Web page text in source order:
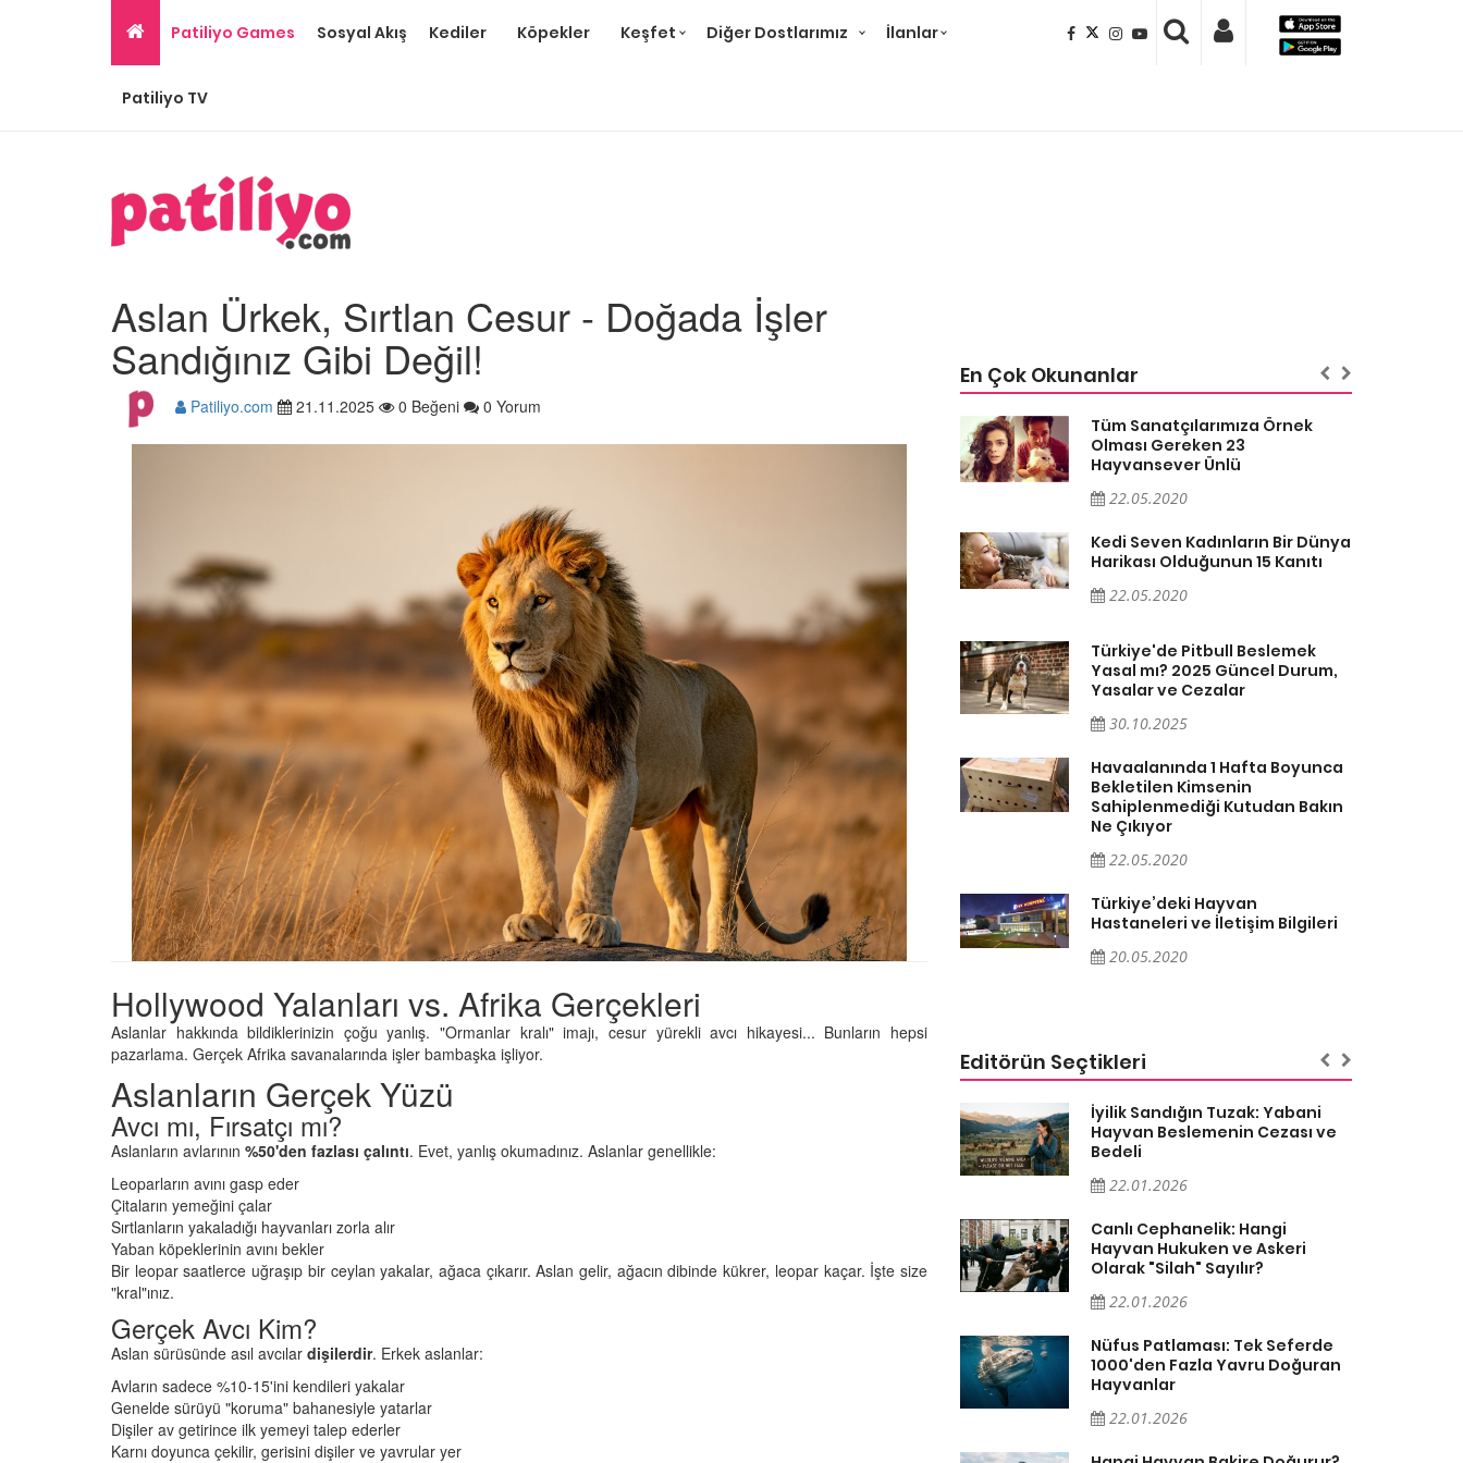
Patiliyo Games Sosyal Akış Kediler Köpekler Keşfet Diğer Dostlarımız İlanlar
Patiliyo TV
Aslan Ürkek, Sırtlan Cesur - Doğada İşler
Sandığınız Gibi Değil!
Patiliyo.com 21.11.2025 0 Beğeni 0 Yorum
Hollywood Yalanları vs. Afrika Gerçekleri
Aslanlar hakkında bildiklerinizin çoğu yanlış. "Ormanlar kralı" imajı, cesur yürekli avcı hikayesi... Bunların hepsi
pazarlama. Gerçek Afrika savanalarında işler bambaşka işliyor.
Aslanların Gerçek Yüzü
Avcı mı, Fırsatçı mı?
Aslanların avlarının %50'den fazlası çalıntı. Evet, yanlış okumadınız. Aslanlar genellikle:
Leoparların avını gasp eder
Çitaların yemeğini çalar
Sırtlanların yakaladığı hayvanları zorla alır
Yaban köpeklerinin avını bekler
Bir leopar saatlerce uğraşıp bir ceylan yakalar, ağaca çıkarır. Aslan gelir, ağacın dibinde kükrer, leopar kaçar. İşte size
"kral"ınız.
Gerçek Avcı Kim?
Aslan sürüsünde asıl avcılar dişilerdir. Erkek aslanlar:
Avların sadece %10-15'ini kendileri yakalar
Genelde sürüyü "koruma" bahanesiyle yatarlar
Dişiler av getirince ilk yemeyi talep ederler
Karnı doyunca çekilir, gerisini dişiler ve yavrular yer
En Çok Okunanlar
Olması Gereken 23
Kedi Seven Kadınların Bir Dünya
Harikası Olduğunun 15 Kanıtı
22.05.2020
Türkiye'de Pitbull Beslemek
Yasal mı? 2025 Güncel Durum,
Yasalar ve Cezalar
30.10.2025
Havaalanında 1 Hafta Boyunca
Bekletilen Kimsenin
Sahiplenmediği Kutudan Bakın
Ne Çıkıyor
22.05.2020
Türkiye’deki Hayvan
Hastaneleri ve İletişim Bilgileri
20.05.2020
Olması Gereken 23
22.05.2020
Türkiye'de Pitbull Beslemek
Yasal mı? 2025 Güncel Durum,
Yasalar ve Cezalar
30.10.2025
Havaalanında 1 Hafta Boyunca
Bekletilen Kimsenin
Sahiplenmediği Kutudan Bakın
Ne Çıkıyor
22.05.2020
Türkiye’deki Hayvan
Hastaneleri ve İletişim Bilgileri
20.05.2020
Tüm Sanatçılarımıza Örnek
Olması Gereken 23
Hayvansever Ünlü
22.05.2020
Kedi Seven Kadınların Bir Dünya
Harikası Olduğunun 15 Kanıtı
22.05.2020
Türkiye'de Pitbull Beslemek
Yasal mı? 2025 Güncel Durum,
Yasalar ve Cezalar
30.10.2025
Havaalanında 1 Hafta Boyunca
Bekletilen Kimsenin
Sahiplenmediği Kutudan Bakın
Ne Çıkıyor
22.05.2020
Türkiye’deki Hayvan
Hastaneleri ve İletişim Bilgileri
20.05.2020
Editörün Seçtikleri
Domuzlar
mü Kokar?
Hangi Hayvanın
Sorun Yok: Hangi
Kemiği Bulunmaz?
Yansıması:
Kalbi Sağdadır?
Doğanın Erken Uyarı Sistemi:
Tsunamiden Dakikalar Önce
Kaçan Hayvanlar
Kıyamet Kopsa Bile O Yaşar:
Nükleer Bombaya Direnen Tek
Hayvan
Hırsızlığın Maymun Versiyonu?
Maymunlar Gerçekten Banka
Soyabilir mi?
12.01.2026
Umursamaz?
08.01.2026
İyilik Sandığın Tuzak: Yabani
Hayvan Beslemenin Cezası ve
Bedeli
22.01.2026
Canlı Cephanelik: Hangi
Hayvan Hukuken ve Askeri
Olarak "Silah" Sayılır?
22.01.2026
Nüfus Patlaması: Tek Seferde
1000'den Fazla Yavru Doğuran
Hayvanlar
22.01.2026